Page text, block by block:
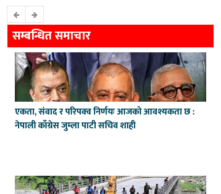
सम्बन्धित समाचार
एकता, संवाद र परिपक्व निर्णयः आजको आवश्यकता छ :
नेपाली काँग्रेस जुम्ला पाटी सचिव शाही